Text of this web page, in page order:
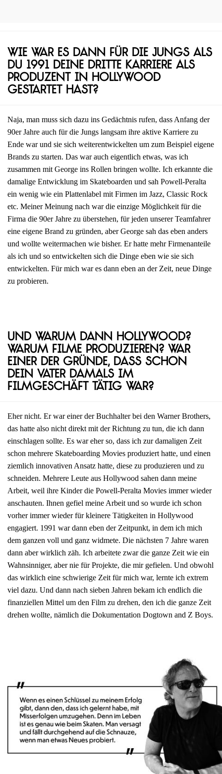
Wie war es dann für die Jungs als
du 1991 deine dritte Karriere als
Produzent in Hollywood
gestartet hast?
Naja, man muss sich dazu ins Gedächtnis rufen, dass Anfang der
90er Jahre auch für die Jungs langsam ihre aktive Karriere zu
Ende war und sie sich weiterentwickelten um zum Beispiel eigene
Brands zu starten. Das war auch eigentlich etwas, was ich
zusammen mit George ins Rollen bringen wollte. Ich erkannte die
damalige Entwicklung im Skateboarden und sah Powell-Peralta
ein wenig wie ein Plattenlabel mit Firmen im Jazz, Classic Rock
etc. Meiner Meinung nach war die einzige Möglichkeit für die
Firma die 90er Jahre zu überstehen, für jeden unserer Teamfahrer
eine eigene Brand zu gründen, aber George sah das eben anders
und wollte weitermachen wie bisher. Er hatte mehr Firmenanteile
als ich und so entwickelten sich die Dinge eben wie sie sich
entwickelten. Für mich war es dann eben an der Zeit, neue Dinge
zu probieren.
Und warum dann Hollywood?
Warum Filme produzieren? War
einer der Gründe, dass schon
dein Vater damals im
Filmgeschäft tätig war?
Eher nicht. Er war einer der Buchhalter bei den Warner Brothers,
das hatte also nicht direkt mit der Richtung zu tun, die ich dann
einschlagen sollte. Es war eher so, dass ich zur damaligen Zeit
schon mehrere Skateboarding Movies produziert hatte, und einen
ziemlich innovativen Ansatz hatte, diese zu produzieren und zu
schneiden. Mehrere Leute aus Hollywood sahen dann meine
Arbeit, weil ihre Kinder die Powell-Peralta Movies immer wieder
anschauten. Ihnen gefiel meine Arbeit und so wurde ich schon
vorher immer wieder für kleinere Tätigkeiten in Hollywood
engagiert. 1991 war dann eben der Zeitpunkt, in dem ich mich
dem ganzen voll und ganz widmete. Die nächsten 7 Jahre waren
dann aber wirklich zäh. Ich arbeitete zwar die ganze Zeit wie ein
Wahnsinniger, aber nie für Projekte, die mir gefielen. Und obwohl
das wirklich eine schwierige Zeit für mich war, lernte ich extrem
viel dazu. Und dann nach sieben Jahren bekam ich endlich die
finanziellen Mittel um den Film zu drehen, den ich die ganze Zeit
drehen wollte, nämlich die Dokumentation Dogtown and Z Boys.